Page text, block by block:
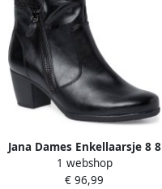
Jana Dames Enkellaarsje 8 8
25363 29 001 H breedte
1 webshop
€ 96,99